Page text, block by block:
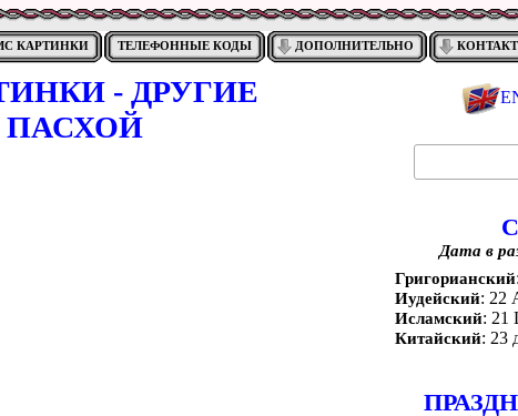
КАРТИНКИ ТЕЛЕФОННЫЕ КОДЫ ДОПОЛНИТЕЛЬНО
- ДРУГИЕ
ПАСХОЙ
Дата в
Григорианский
Иудейский: 22
Исламский: 21
Китайский: 23